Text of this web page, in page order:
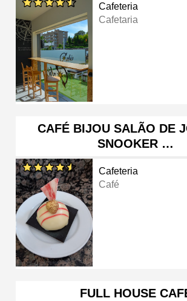
Cafeteria
Cafetaria
CAFÉ BIJOU SALÃO DE
SNOOKER …
Cafeteria
Café
FULL HOUSE